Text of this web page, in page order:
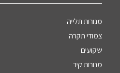
מנורות תלייה
צמודי תקרה
שקועים
מנורות קיר